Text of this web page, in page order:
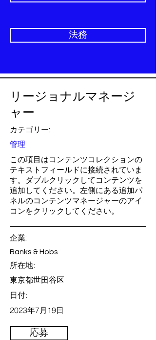
法務
リージョナルマネージ
ャー
カテゴリー:
管理
この項目はコンテンツコレクションの
テキストフィールドに接続されていま
す。ダブルクリックしてコンテンツを
追加してください。左側にある追加パ
ネルのコンテンツマネージャーのアイ
コンをクリックしてください。
企業:
Banks & Hobs
所在地:
東京都世田谷区
日付:
2023年7月19日
応募